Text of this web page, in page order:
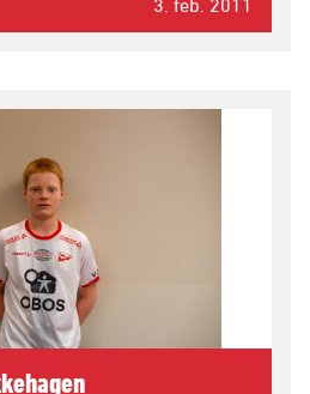
3. feb. 2011